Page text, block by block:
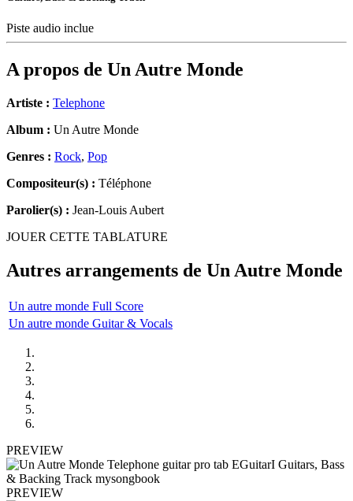
Piste audio inclue
A propos de Un Autre Monde
Artiste : Telephone
Album : Un Autre Monde
Genres : Rock, Pop
Compositeur(s) : Téléphone
Parolier(s) : Jean-Louis Aubert
JOUER CETTE TABLATURE
Autres arrangements de Un Autre Monde
Un autre monde Full Score
Un autre monde Guitar & Vocals
PREVIEW
PREVIEW